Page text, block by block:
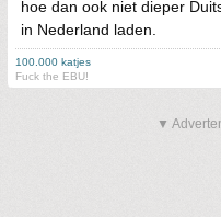
hoe dan ook niet dieper
in Nederland laden.
100.000 katjes
Fuck the EBU!
▼